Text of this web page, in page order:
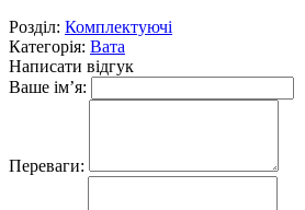
Розділ: Комплектуючі
Категорія: Вата
Написати відгук
Ваше ім’я:
Переваги: